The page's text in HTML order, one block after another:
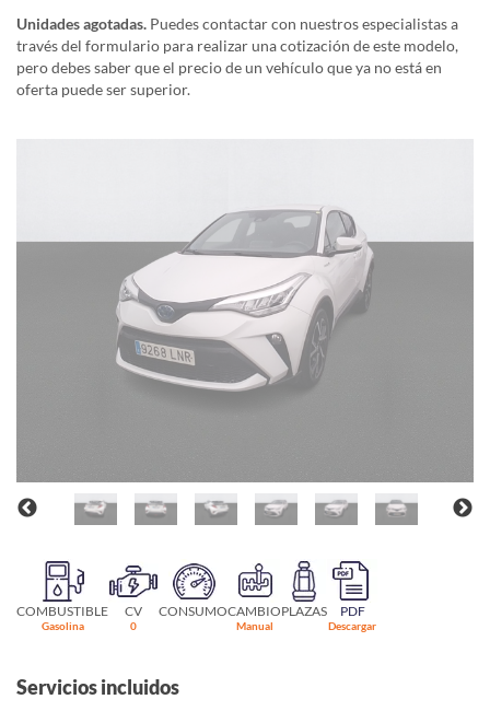
Unidades agotadas. Puedes contactar con nuestros especialistas a
través del formulario para realizar una cotización de este modelo,
pero debes saber que el precio de un vehículo que ya no está en
oferta puede ser superior.
COMBUSTIBLE
Gasolina
CV
0
CONSUMOCAMBIO
Manual
PLAZAS PDF
Descargar
Servicios incluidos